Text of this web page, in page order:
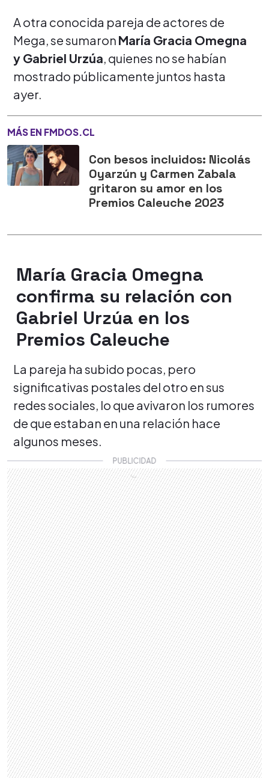
A otra conocida pareja de actores de
Mega, se sumaron María Gracia Omegna
y Gabriel Urzúa, quienes no se habían
mostrado públicamente juntos hasta
ayer.
MÁS EN FMDOS.CL
Con besos incluidos: Nicolás
Oyarzún y Carmen Zabala
gritaron su amor en los
Premios Caleuche 2023
María Gracia Omegna
confirma su relación con
Gabriel Urzúa en los
Premios Caleuche
La pareja ha subido pocas, pero
significativas postales del otro en sus
redes sociales, lo que avivaron los rumores
de que estaban en una relación hace
algunos meses.